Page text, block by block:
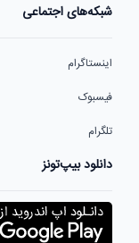
شبکه‌های اجتماعی
اینستاگرام
فیسبوک
تلگرام
دانلود بیپ‌تونز